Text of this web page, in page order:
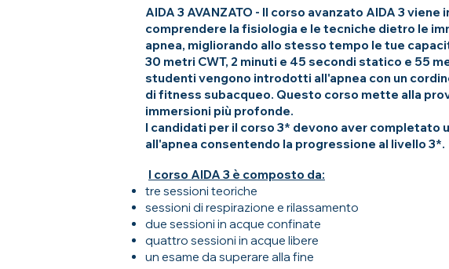
AIDA 3 AVANZATO - Il corso avanzato AIDA 3
comprendere la fisiologia e le tecniche dietro le
apnea, migliorando allo stesso tempo le tue
30 metri CWT, 2 minuti e 45 secondi statico e 55
studenti vengono introdotti all'apnea con un
di fitness subacqueo. Questo corso mette alla
immersioni più profonde.
I candidati per il corso 3* devono aver completato
all'apnea consentendo la progressione al livello 3*.
l corso AIDA 3 è composto da:
tre sessioni teoriche
sessioni di respirazione e rilassamento
due sessioni in acque confinate
quattro sessioni in acque libere
un esame da superare alla fine